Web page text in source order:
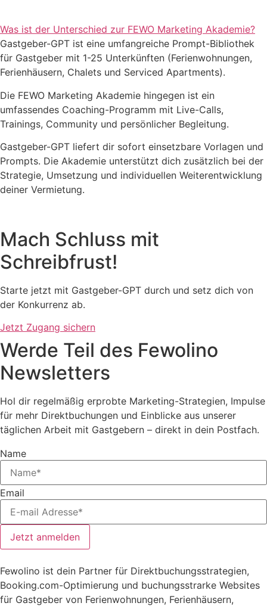
Was ist der Unterschied zur FEWO Marketing Akademie?
Gastgeber-GPT ist eine umfangreiche Prompt-Bibliothek
für Gastgeber mit 1-25 Unterkünften (Ferienwohnungen,
Ferienhäusern, Chalets und Serviced Apartments).
Die FEWO Marketing Akademie hingegen ist ein
umfassendes Coaching-Programm mit Live-Calls,
Trainings, Community und persönlicher Begleitung.
Gastgeber-GPT liefert dir sofort einsetzbare Vorlagen und
Prompts. Die Akademie unterstützt dich zusätzlich bei der
Strategie, Umsetzung und individuellen Weiterentwicklung
deiner Vermietung.
Mach Schluss mit
Schreibfrust!
Starte jetzt mit Gastgeber-GPT durch und setz dich von
der Konkurrenz ab.
Jetzt Zugang sichern
Werde Teil des Fewolino
Newsletters
Hol dir regelmäßig erprobte Marketing-Strategien, Impulse
für mehr Direktbuchungen und Einblicke aus unserer
täglichen Arbeit mit Gastgebern – direkt in dein Postfach.
Name
Email
Jetzt anmelden
Fewolino ist dein Partner für Direktbuchungsstrategien,
Booking.com-Optimierung und buchungsstrarke Websites
für Gastgeber von Ferienwohnungen, Ferienhäusern,